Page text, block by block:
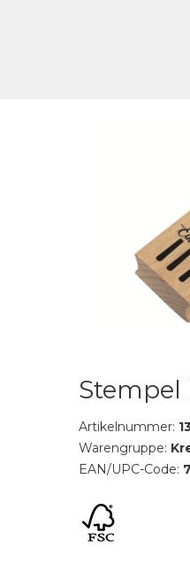
Artikelnummer:
Warengruppe:
EAN/UPC-Code: